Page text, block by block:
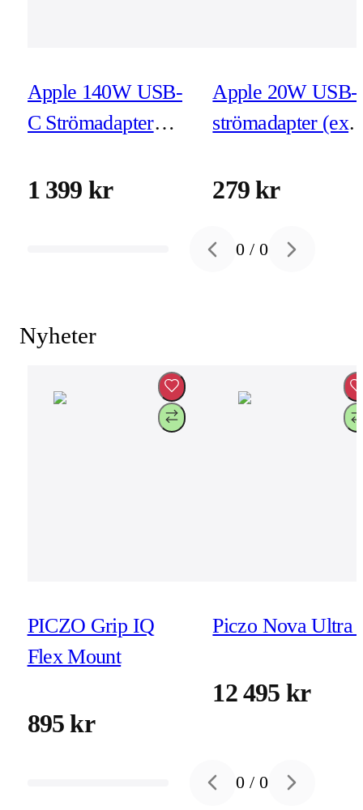
Apple 140W USB-
C Strömadapter
1 399 kr
Apple 20W USB-
strömadapter (exkl
279 kr
Previous slide
0 /0 Next slide
Nyheter
PICZO Grip IQ
Flex Mount
895 kr
Piczo Nova Ultra
12 495 kr
Previous slide
0 /0 Next slide